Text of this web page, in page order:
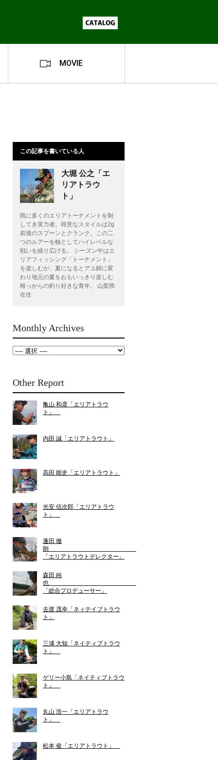
MOVIE
この記事を書いている人
大堀 公之「エ
リアトラウ
ト」
既に多くのエリアトーナメントを制
してき実力者。得意なスタイルは2g
前後のスプーンとクランク。この二
つのルアーを軸としてハイレベルな
戦いを繰り広げる。 シーズン中はエ
リアフィッシング「トーナメント」
を楽しむが、夏になるとアユ師に変
わり地元の夏をおもいっきり楽しむ
根っからの釣り好きな青年。 山梨県
在住
Monthly Archives
Other Report
亀山 和彦「エリアトラウ
ト」
内田 誠「エリアトラウト」
高田 能史「エリアトラウト」
光安 信次郎「エリアトラウ
ト」
蓬田 徹
朗
「エリアトラウトデレクター」
森田 純
也
「総合プロデューサー」
去渡 茂幸「ネィテイブトラウ
ト」
三浦 大知「ネイティブトラウ
ト」
ゲリー小島「ネイティブトラウ
ト」
丸山 浩一「エリアトラウ
ト」
松本 俊「エリアトラウト」